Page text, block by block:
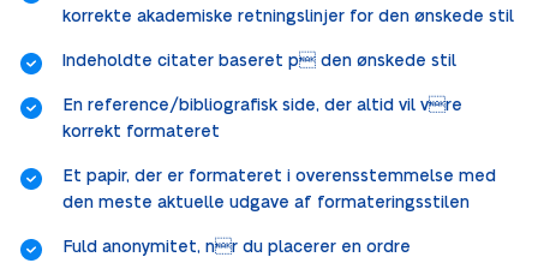
korrekte akademiske retningslinjer for den ønskede stil
Indeholdte citater baseret p den ønskede stil
En reference/bibliografisk side, der altid vil vre
korrekt formateret
Et papir, der er formateret i overensstemmelse med
den meste aktuelle udgave af formateringsstilen
Fuld anonymitet, nr du placerer en ordre